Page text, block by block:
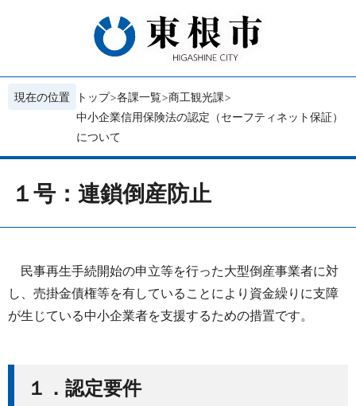
現在の位置 トップ 各課一覧 商工観光課
中小企業信用保険法の認定（セーフティネット保証）
について
１号：連鎖倒産防止
民事再生手続開始の申立等を行った大型倒産事業者に対
し、売掛金債権等を有していることにより資金繰りに支障
が生じている中小企業者を支援するための措置です。
１．認定要件